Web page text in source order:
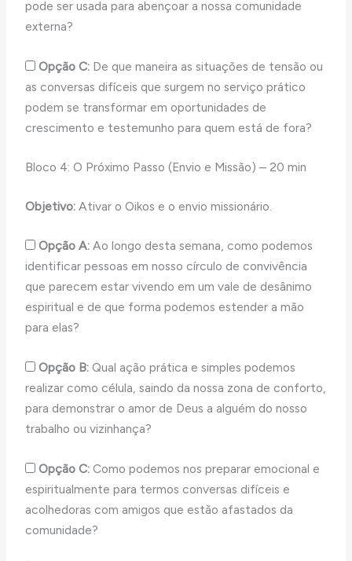
pode ser usada para abençoar a nossa comunidade
externa?
Opção C: De que maneira as situações de tensão ou
as conversas difíceis que surgem no serviço prático
podem se transformar em oportunidades de
crescimento e testemunho para quem está de fora?
Bloco 4: O Próximo Passo (Envio e Missão) – 20 min
Objetivo: Ativar o Oikos e o envio missionário.
Opção A: Ao longo desta semana, como podemos
identificar pessoas em nosso círculo de convivência
que parecem estar vivendo em um vale de desânimo
espiritual e de que forma podemos estender a mão
para elas?
Opção B: Qual ação prática e simples podemos
realizar como célula, saindo da nossa zona de conforto,
para demonstrar o amor de Deus a alguém do nosso
trabalho ou vizinhança?
Opção C: Como podemos nos preparar emocional e
espiritualmente para termos conversas difíceis e
acolhedoras com amigos que estão afastados da
comunidade?